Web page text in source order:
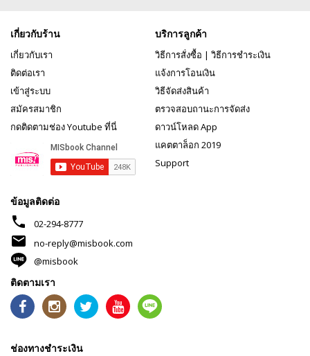
เกี่ยวกับร้าน
เกี่ยวกับเรา
ติดต่อเรา
เข้าสู่ระบบ
สมัครสมาชิก
กดติดตามช่อง Youtube ที่นี่
บริการลูกค้า
วิธีการสั่งซื้อ | วิธีการชำระเงิน
แจ้งการโอนเงิน
วิธีจัดส่งสินค้า
ตรวจสอบถานะการจัดส่ง
ดาวน์โหลด App
แคตตาล็อก 2019
Support
ข้อมูลติดต่อ
phone 02-294-8777
mail
no-reply@misbook.com
@misbook
ติดตามเรา
ช่องทางชำระเงิน